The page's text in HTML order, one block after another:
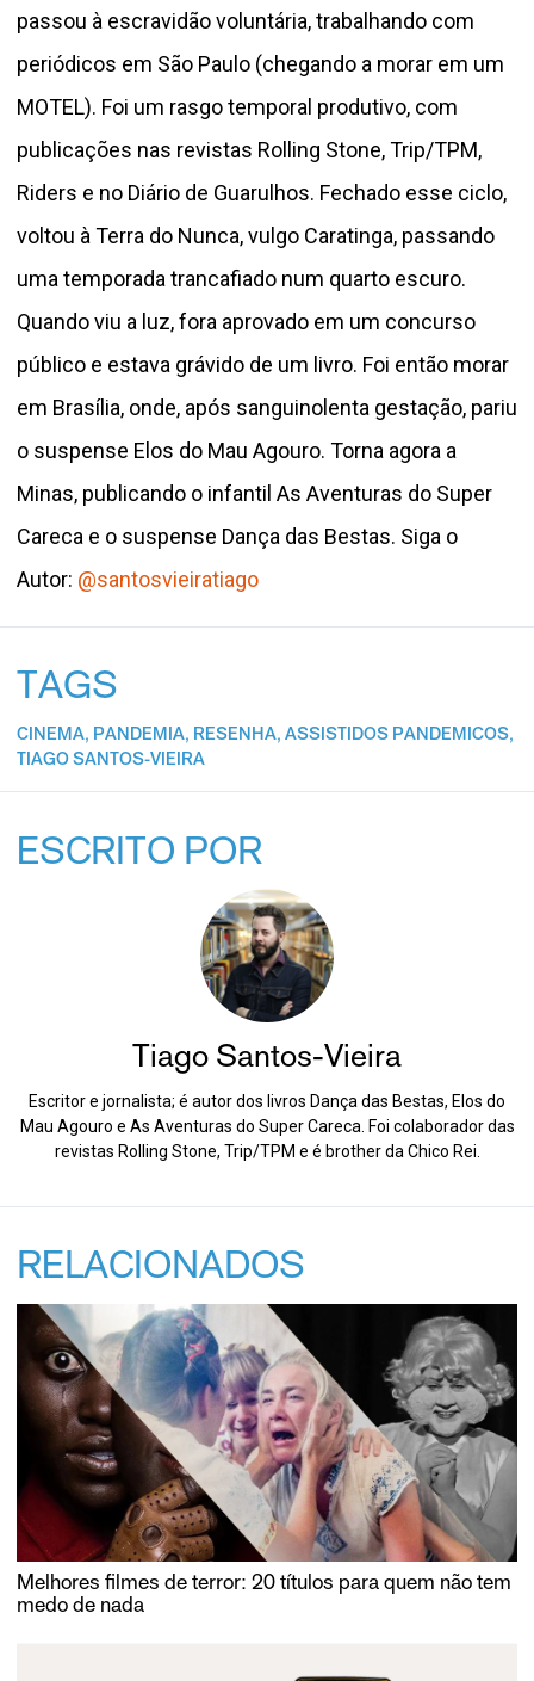
passou à escravidão voluntária, trabalhando com
periódicos em São Paulo (chegando a morar em um
MOTEL). Foi um rasgo temporal produtivo, com
publicações nas revistas Rolling Stone, Trip/TPM,
Riders e no Diário de Guarulhos. Fechado esse ciclo,
voltou à Terra do Nunca, vulgo Caratinga, passando
uma temporada trancafiado num quarto escuro.
Quando viu a luz, fora aprovado em um concurso
público e estava grávido de um livro. Foi então morar
em Brasília, onde, após sanguinolenta gestação, pariu
o suspense Elos do Mau Agouro. Torna agora a
Minas, publicando o infantil As Aventuras do Super
Careca e o suspense Dança das Bestas. Siga o
Autor: @santosvieiratiago
TAGS
CINEMA, PANDEMIA, RESENHA, ASSISTIDOS PANDEMICOS,
TIAGO SANTOS-VIEIRA
ESCRITO POR
Tiago Santos-Vieira
Escritor e jornalista; é autor dos livros Dança das Bestas, Elos do
Mau Agouro e As Aventuras do Super Careca. Foi colaborador das
revistas Rolling Stone, Trip/TPM e é brother da Chico Rei.
RELACIONADOS
Melhores filmes de terror: 20 títulos para quem não tem
medo de nada